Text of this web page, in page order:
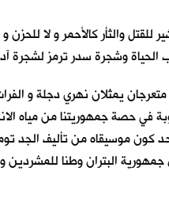
للقتل والثأر كالأحمر و لا
الحياة وشجرة سدر ترمز لشجرة
يمثلان نهري دجلة و
في حصة جمهوريتنا من مياه
كون موسيقاه من تأليف الجد
جمهورية البتران وطنا للمشردين